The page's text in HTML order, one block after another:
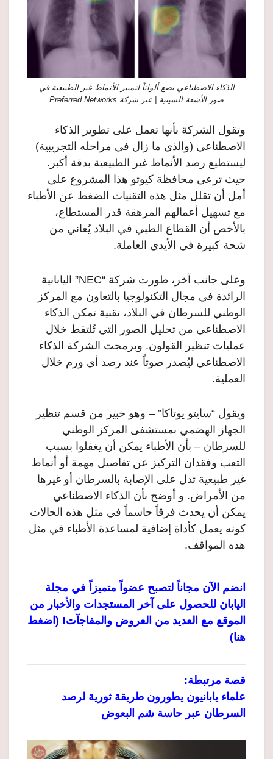
الذكاء الاصطناعي يضع ألواناً لتمييز الأنماط غير الطبيعية في
صور الأشعة السينية | عبر شركة Preferred Networks
وتقول الشركة بأنها تعمل على تطوير الذكاء
الاصطناعي (والذي ما زال في مراحله التجريبية)
ليستطيع رصد الأنماط غير الطبيعية بدقة أكبر.
حيث ترعى محافظة كيوتو هذا المشروع على
أمل أن تقلل مثل هذه التقنيات الضغط عن الأطباء
مع تسهيل أعمالهم المرهقة قدر المستطاع،
بالأخص أن القطاع الطبي في البلاد يُعاني من
شحة كبيرة في الأيدي العاملة.
وعلى جانب آخر، طورت شركة “NEC” اليابانية
الرائدة في مجال التكنولوجيا بالتعاون مع المركز
الوطني للسرطان في البلاد، تقنية تمكن الذكاء
الاصطناعي من تحليل الصور التي تُلتقط خلال
عمليات تنظير القولون. وبرمجت الشركة الذكاء
الاصطناعي ليُصدر صوتاً عند رصد أي ورم خلال
العملية.
ويقول “سايتو يوتاكا” – وهو خبير من قسم تنظير
الجهاز الهضمي بمستشفى المركز الوطني
للسرطان – بأن الأطباء يمكن أن يغفلوا بسبب
التعب وفقدان التركيز عن تفاصيل مهمة أو أنماط
غير طبيعية تدل على الإصابة بالسرطان أو غيرها
من الأمراض. و أوضح بأن الذكاء الاصطناعي
يمكن أن يحدث فرقاً حاسماً في مثل هذه الحالات
كونه يعمل كأداة إضافية لمساعدة الأطباء في مثل
هذه المواقف.
انضم الآن مجاناً لتصبح عضواً متميزاً في مجلة
اليابان للحصول على آخر المستجدات والأخبار من
الموقع مع العديد من العروض والمفاجآت! (اضغط
هنا)
قصة مرتبطة:
علماء يابانيون يطورون طريقة ثورية لرصد
السرطان عبر حاسة شم البعوض